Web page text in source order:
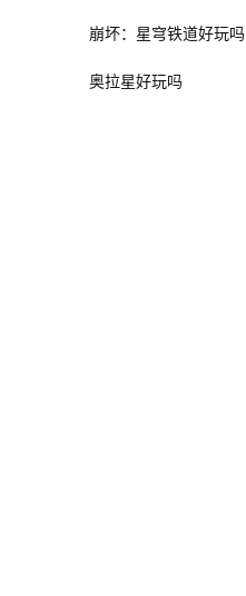
崩坏：星穹铁道好玩吗
奥拉星好玩吗